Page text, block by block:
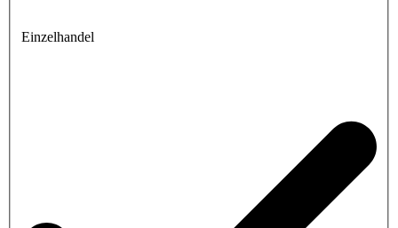
Einzelhandel